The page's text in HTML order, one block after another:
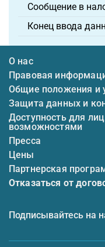
Сообщение в
Конец ввода
О нас
Правовая
Общие положения и
Защита данных и
Доступность для
возможностями
Пресса
Цены
Партнерская
Отказаться от
Подписывайтесь на